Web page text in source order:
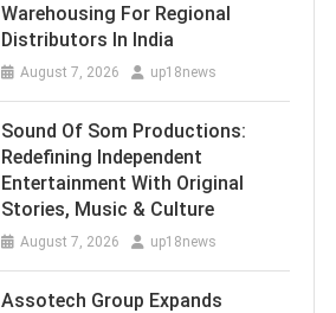
Warehousing For Regional
Distributors In India
August 7, 2026 up18news
Sound Of Som Productions:
Redefining Independent
Entertainment With Original
Stories, Music & Culture
August 7, 2026 up18news
Assotech Group Expands